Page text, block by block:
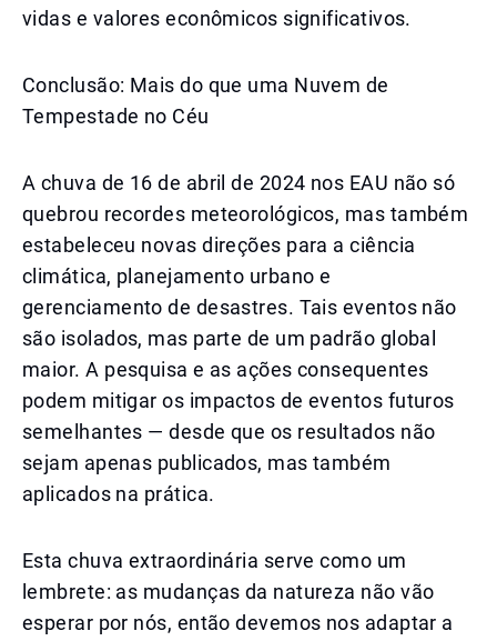
vidas e valores econômicos significativos.
Conclusão: Mais do que uma Nuvem de
Tempestade no Céu
A chuva de 16 de abril de 2024 nos EAU não só
quebrou recordes meteorológicos, mas também
estabeleceu novas direções para a ciência
climática, planejamento urbano e
gerenciamento de desastres. Tais eventos não
são isolados, mas parte de um padrão global
maior. A pesquisa e as ações consequentes
podem mitigar os impactos de eventos futuros
semelhantes — desde que os resultados não
sejam apenas publicados, mas também
aplicados na prática.
Esta chuva extraordinária serve como um
lembrete: as mudanças da natureza não vão
esperar por nós, então devemos nos adaptar a